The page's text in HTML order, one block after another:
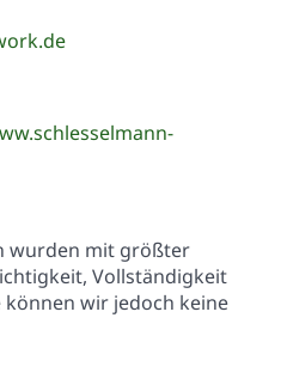
wurden mit größter
Vollständigkeit
wir jedoch keine